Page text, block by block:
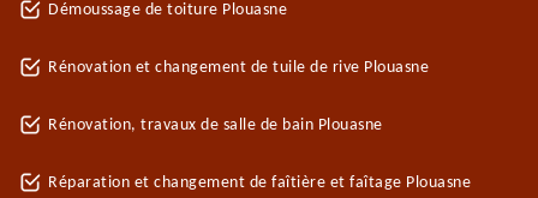
Démoussage de toiture Plouasne
Rénovation et changement de tuile de rive Plouasne
Rénovation, travaux de salle de bain Plouasne
Réparation et changement de faîtière et faîtage Plouasne